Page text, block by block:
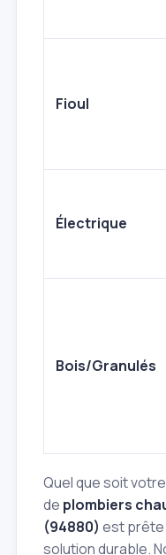
Fioul
Électrique
Bois/Granulés
Quel que soit
de plombiers
(94880) est prête
solution durable.